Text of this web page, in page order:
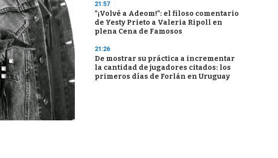
21:57
"¡Volvé a Adeom!": el filoso comentario
de Yesty Prieto a Valeria Ripoll en
plena Cena de Famosos
21:26
De mostrar su práctica a incrementar
la cantidad de jugadores citados: los
primeros días de Forlán en Uruguay